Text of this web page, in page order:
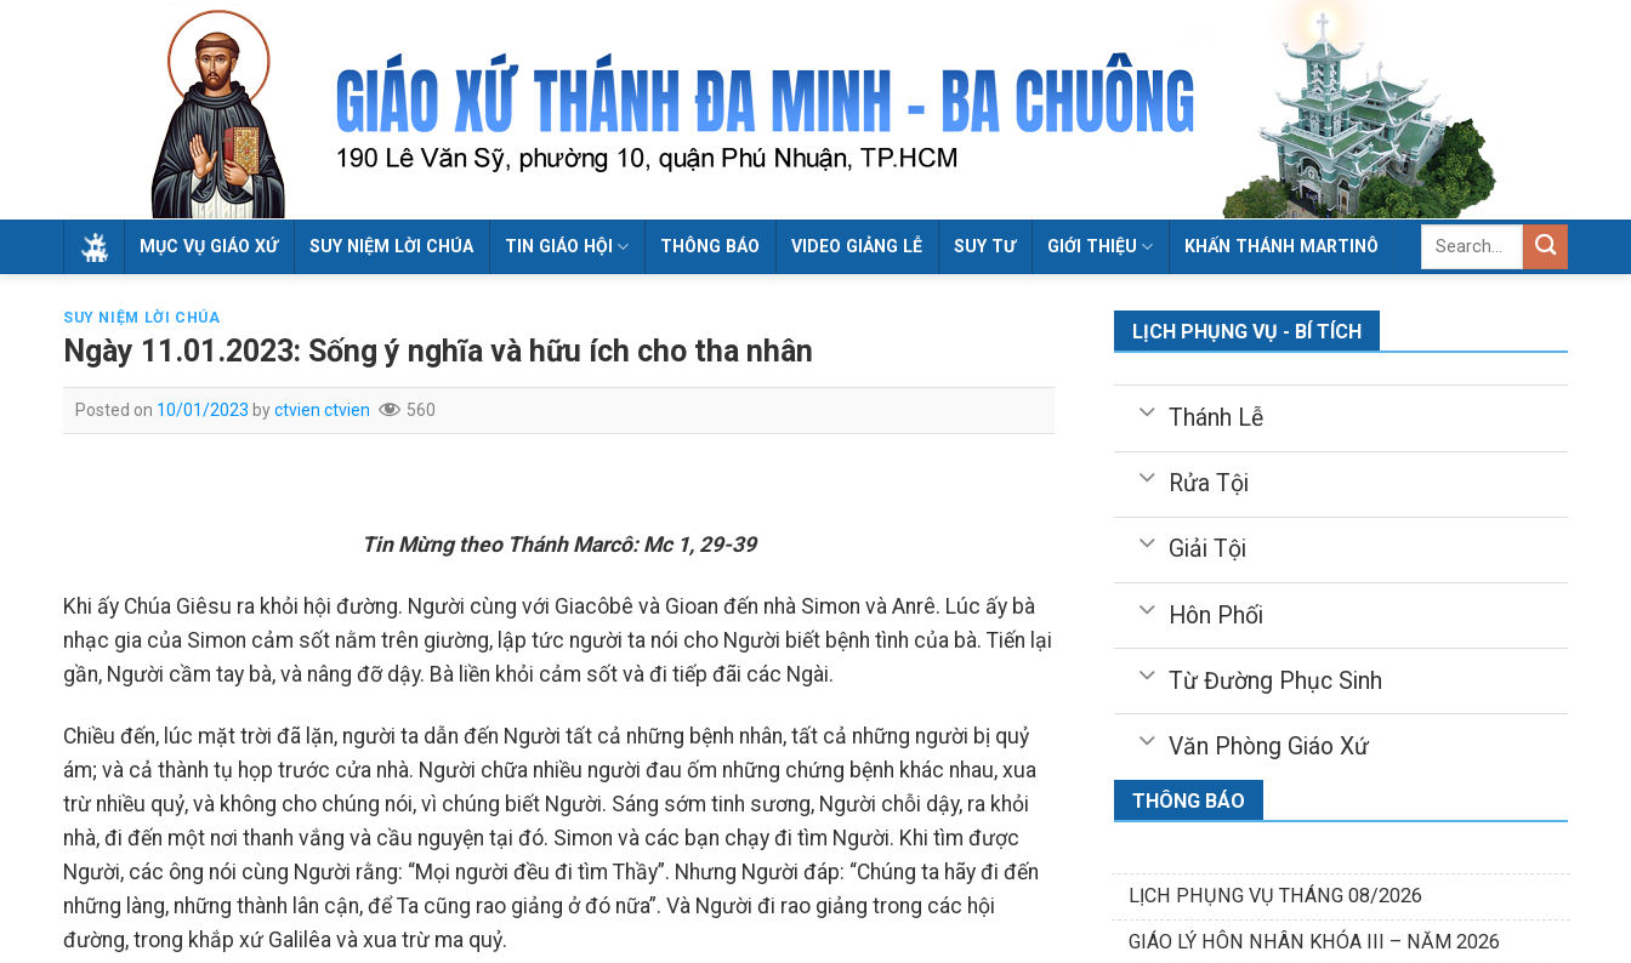
MỤC VỤ GIÁO XỨ SUY NIỆM LỜI CHÚA TIN GIÁO HỘI THÔNG BÁO VIDEO GIẢNG LỄ SUY TƯ GIỚI THIỆU KHẤN THÁNH MARTINÔ
SUY NIỆM LỜI CHÚA
Ngày 11.01.2023: Sống ý nghĩa và hữu ích cho tha nhân
Posted on 10/01/2023 byctvien ctvien 560
Tin Mừng theo Thánh Marcô: Mc 1, 29-39
Khi ấy Chúa Giêsu ra khỏi hội đường. Người cùng với Giacôbê và Gioan đến nhà Simon và Anrê. Lúc ấy bà
nhạc gia của Simon cảm sốt nằm trên giường, lập tức người ta nói cho Người biết bệnh tình của bà. Tiến lại
gần, Người cầm tay bà, và nâng đỡ dậy. Bà liền khỏi cảm sốt và đi tiếp đãi các Ngài.
Chiều đến, lúc mặt trời đã lặn, người ta dẫn đến Người tất cả những bệnh nhân, tất cả những người bị quỷ
ám; và cả thành tụ họp trước cửa nhà. Người chữa nhiều người đau ốm những chứng bệnh khác nhau, xua
trừ nhiều quỷ, và không cho chúng nói, vì chúng biết Người. Sáng sớm tinh sương, Người chỗi dậy, ra khỏi
nhà, đi đến một nơi thanh vắng và cầu nguyện tại đó. Simon và các bạn chạy đi tìm Người. Khi tìm được
Người, các ông nói cùng Người rằng: “Mọi người đều đi tìm Thầy”. Nhưng Người đáp: “Chúng ta hãy đi đến
những làng, những thành lân cận, để Ta cũng rao giảng ở đó nữa”. Và Người đi rao giảng trong các hội
đường, trong khắp xứ Galilêa và xua trừ ma quỷ.
LỊCH PHỤNG VỤ - BÍ TÍCH
Thánh Lễ
Rửa Tội
Giải Tội
Hôn Phối
Từ Đường Phục Sinh
Văn Phòng Giáo Xứ
THÔNG BÁO
LỊCH PHỤNG VỤ THÁNG 08/2026
GIÁO LÝ HÔN NHÂN KHÓA III – NĂM 2026